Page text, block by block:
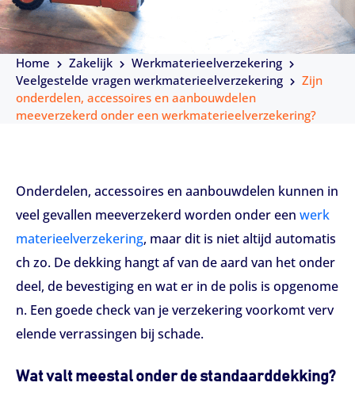
Home Zakelijk
Werkmaterieelverzekering
Veelgestelde vragen werkmaterieelverzekering
Zijn
onderdelen, accessoires en aanbouwdelen
meeverzekerd onder een werkmaterieelverzekering?
Onderdelen, accessoires en aanbouwdelen kunnen in
veel gevallen meeverzekerd worden onder een werk
materieelverzekering, maar dit is niet altijd automatis
ch zo. De dekking hangt af van de aard van het onder
deel, de bevestiging en wat er in de polis is opgenome
n. Een goede check van je verzekering voorkomt verv
elende verrassingen bij schade.
Wat valt meestal onder de standaarddekking?